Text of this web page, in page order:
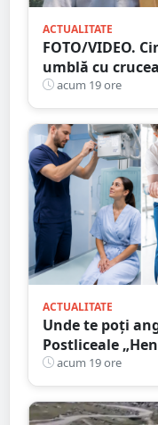
ACTUALITATE
FOTO/VIDEO.
umblă cu
De ce face acest
acum 19 ore
ACTUALITATE
Unde te poți
Postliceale
calificări
de carieră
acum 19 ore